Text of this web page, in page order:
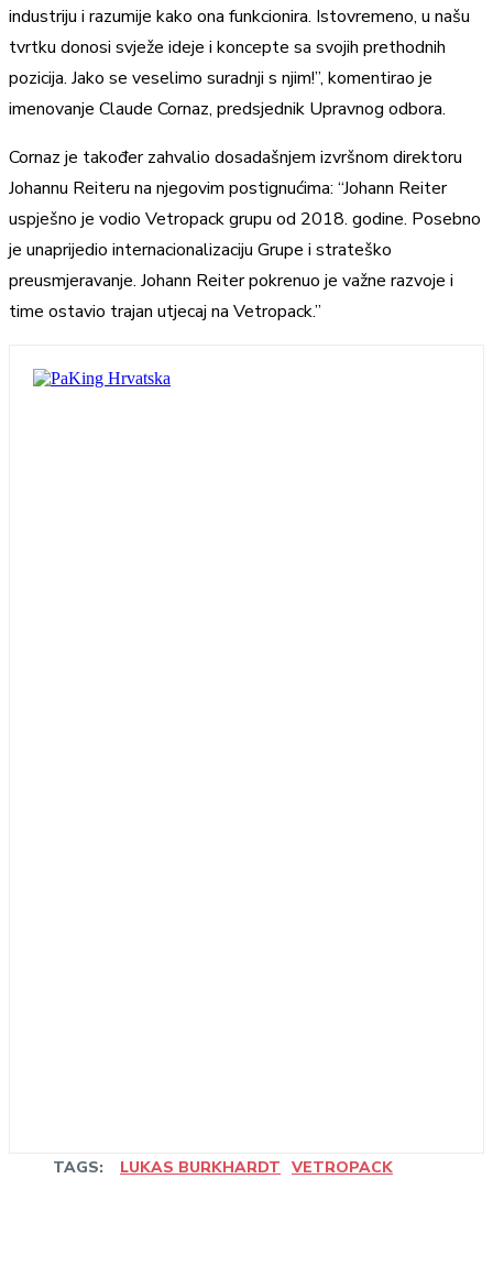
industriju i razumije kako ona funkcionira. Istovremeno, u našu
tvrtku donosi svježe ideje i koncepte sa svojih prethodnih
pozicija. Jako se veselimo suradnji s njim!”, komentirao je
imenovanje Claude Cornaz, predsjednik Upravnog odbora.
Cornaz je također zahvalio dosadašnjem izvršnom direktoru
Johannu Reiteru na njegovim postignućima: “Johann Reiter
uspješno je vodio Vetropack grupu od 2018. godine. Posebno
je unaprijedio internacionalizaciju Grupe i strateško
preusmjeravanje. Johann Reiter pokrenuo je važne razvoje i
time ostavio trajan utjecaj na Vetropack.”
TAGS: LUKAS BURKHARDT VETROPACK